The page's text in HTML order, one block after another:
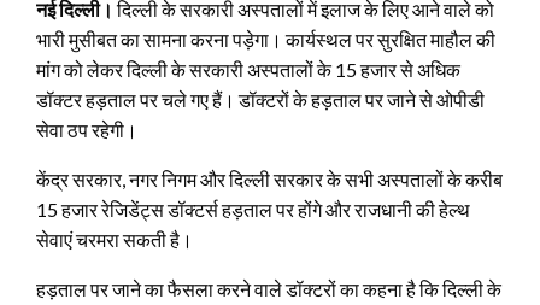
नई दिल्ली। दिल्ली के सरकारी अस्पतालों में इलाज के लिए आने वाले को
भारी मुसीबत का सामना करना पड़ेगा। कार्यस्थल पर सुरक्षित माहौल की
मांग को लेकर दिल्ली के सरकारी अस्पतालों के 15 हजार से अधिक
डॉक्टर हड़ताल पर चले गए हैं। डॉक्टरों के हड़ताल पर जाने से ओपीडी
सेवा ठप रहेगी।
केंद्र सरकार, नगर निगम और दिल्ली सरकार के सभी अस्पतालों के करीब
15 हजार रेजिडेंट्स डॉक्टर्स हड़ताल पर होंगे और राजधानी की हेल्थ
सेवाएं चरमरा सकती है।
हड़ताल पर जाने का फैसला करने वाले डॉक्टरों का कहना है कि दिल्ली के